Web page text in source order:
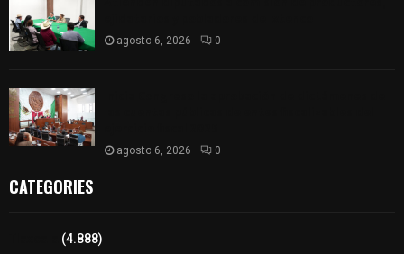
agosto 6, 2026 0
agosto 6, 2026 0
CATEGORIES
(4.888)